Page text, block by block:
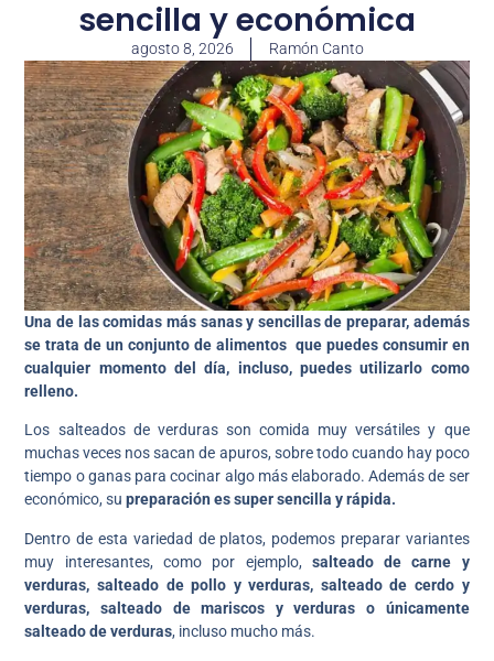
sencilla y económica
agosto 8, 2026 Ramón Canto
Una de las comidas más sanas y sencillas de preparar, además
se trata de un conjunto de alimentos que puedes consumir en
cualquier momento del día, incluso, puedes utilizarlo como
relleno.
Los salteados de verduras son comida muy versátiles y que
muchas veces nos sacan de apuros, sobre todo cuando hay poco
tiempo o ganas para cocinar algo más elaborado. Además de ser
económico, su preparación es super sencilla y rápida.
Dentro de esta variedad de platos, podemos preparar variantes
muy interesantes, como por ejemplo, salteado de carne y
verduras, salteado de pollo y verduras, salteado de cerdo y
verduras, salteado de mariscos y verduras o únicamente
salteado de verduras, incluso mucho más.